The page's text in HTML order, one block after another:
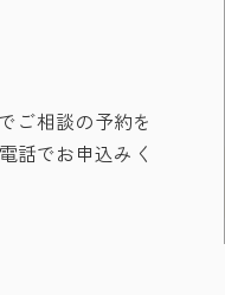
ご相談の予約を
話でお申込みく